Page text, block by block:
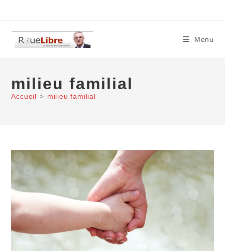
content
Menu
milieu familial
Accueil > milieu familial